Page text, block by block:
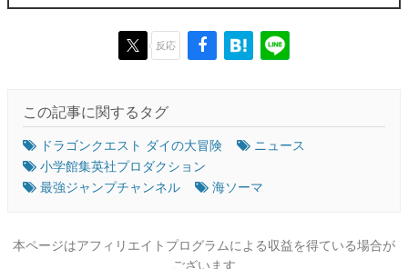
反応
この記事に関するタグ
ドラゴンクエスト ダイの大冒険
ニュース
小学館集英社プロダクション
最強ジャンプチャンネル
海ソーマ
本ページはアフィリエイトプログラムによる収益を得ている場合が
ございます